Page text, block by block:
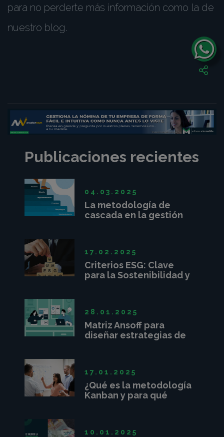
para no perderte más información como la de
nuestro blog.
Publicaciones recientes
La metodología de
cascada en la gestión
04.03.2025
Criterios ESG: Clave
para la Sostenibilidad y
17.02.2025
Matriz Ansoff para
diseñar estrategias de
28.01.2025
¿Qué es la metodología
Kanban y para qué
17.01.2025
10.01.2025